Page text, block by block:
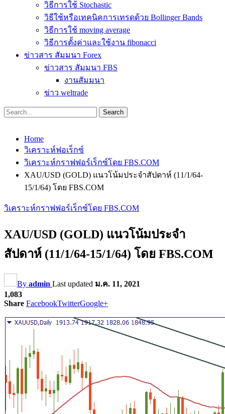
วิธีการใช้ Stochastic
วิธีใช้หรือเทคนิคการเทรดด้วย Bollinger Bands
วิธีการใช้ moving average
วิธีการตั้งค่าและใช้งาน fibonacci
ข่าวสาร สัมมนา Forex
ข่าวสาร สัมมนา FBS
งานสัมมนา
ข่าว weltrade
Home
วิเคราะห์ฟอเร็กซ์
วิเคราะห์กราฟฟอร์เร็กซ์โดย FBS.COM
XAU/USD (GOLD) แนวโน้มประจำสัปดาห์ (11/1/64-
15/1/64) โดย FBS.COM
วิเคราะห์กราฟฟอร์เร็กซ์โดย FBS.COM
XAU/USD (GOLD) แนวโน้มประจำ
สัปดาห์ (11/1/64-15/1/64) โดย FBS.COM
By admin Last updated ม.ค. 11, 2021
1,083
Share FacebookTwitterGoogle+